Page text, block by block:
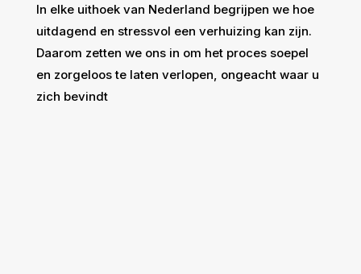
In elke uithoek van Nederland begrijpen we hoe
uitdagend en stressvol een verhuizing kan zijn.
Daarom zetten we ons in om het proces soepel
en zorgeloos te laten verlopen, ongeacht waar u
zich bevindt